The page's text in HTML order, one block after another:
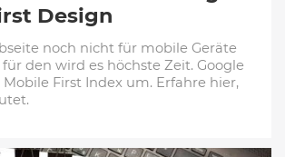
Design
noch nicht für mobile Geräte
den wird es höchste Zeit. Google
First Index um. Erfahre hier,